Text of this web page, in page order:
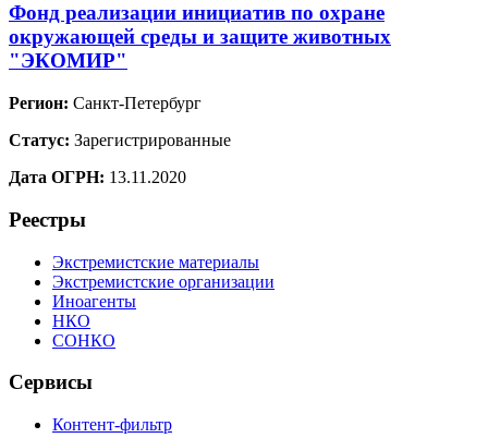
Фонд реализации инициатив по охране
окружающей среды и защите животных
"ЭКОМИР"
Регион: Санкт-Петербург
Статус: Зарегистрированные
Дата ОГРН: 13.11.2020
Реестры
Экстремистские материалы
Экстремистские организации
Иноагенты
НКО
СОНКО
Сервисы
Контент-фильтр